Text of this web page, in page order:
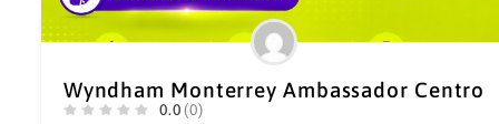
Wyndham Monterrey Ambassador Centro
0.0 (0)